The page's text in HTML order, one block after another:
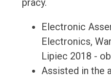
pracy.
Electronic
Electronics,
Lipiec 2018 -
Assisted in the